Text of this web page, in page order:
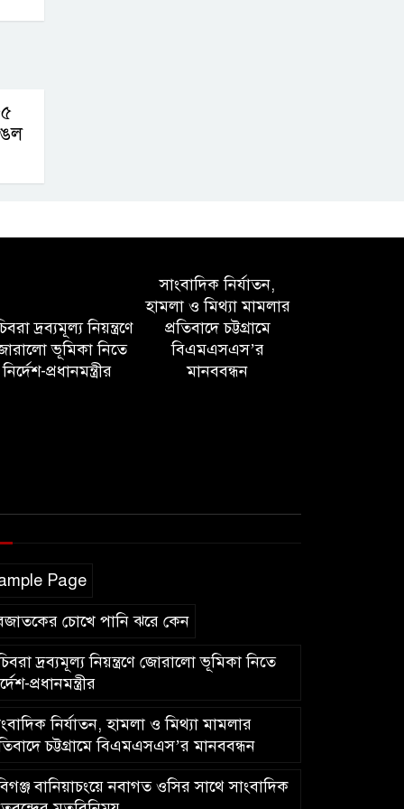
দ্রব্যমূল্য নিয়ন্ত্রণে
ভূমিকা নিতে
নির্দেশ-প্রধানমন্ত্রীর
সাংবাদিক নির্যাতন,
হামলা ও মিথ্যা মামলার
প্রতিবাদে চট্টগ্রামে
বিএমএসএস’র
মানববন্ধন
Page
চোখে পানি ঝরে কেন
দ্রব্যমূল্য নিয়ন্ত্রণে জোরালো ভূমিকা নিতে
প্রধানমন্ত্রীর
নির্যাতন, হামলা ও মিথ্যা মামলার
চট্টগ্রামে বিএমএসএস’র মানববন্ধন
বানিয়াচংয়ে নবাগত ওসির সাথে সাংবাদিক